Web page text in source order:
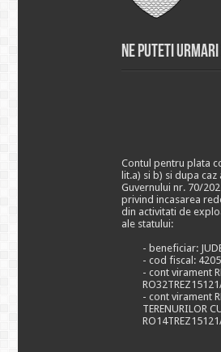
Ne puteti urmari
Contul pentru plata
lit.a) si b) si dupa
Guvernului nr. 70/
privind incasarea
din activitati de
ale statului:
- beneficiar:
- cod fiscal:
- cont virament
- cont virament
TERENURILOR